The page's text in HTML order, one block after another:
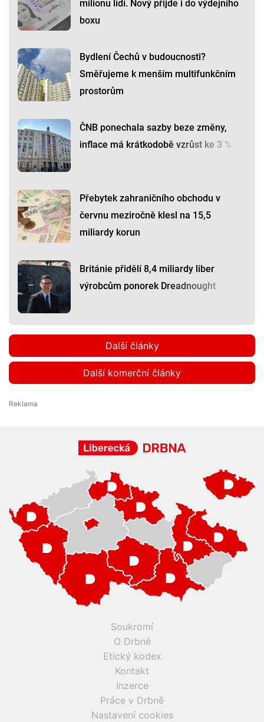
milionu lidí. Nový přijde i do výdejního
boxu
Bydlení Čechů v budoucnosti?
Směřujeme k menším multifunkčním
prostorům
ČNB ponechala sazby beze změny,
inflace má krátkodobě vzrůst ke 3 %
Přebytek zahraničního obchodu v
červnu meziročně klesl na 15,5
miliardy korun
Británie přidělí 8,4 miliardy liber
výrobcům ponorek Dreadnought
Další články
Další komerční články
Soukromí
O Drbně
Etický kodex
Kontakt
Inzerce
Práce v Drbně
Nastavení cookies